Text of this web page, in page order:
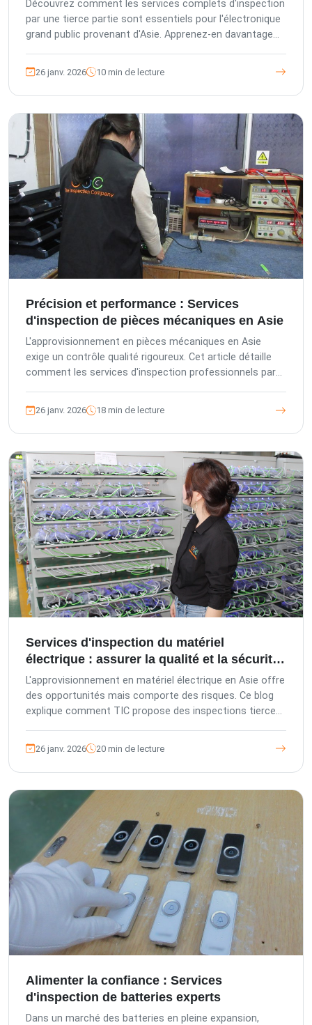
Découvrez comment les services complets d'inspection
par une tierce partie sont essentiels pour l'électronique
grand public provenant d'Asie. Apprenez-en davantage
qualité, notre gamme de services d'inspection et d'audit,
et comment nos plateformes avancées renforcent
votre chaîne d'approvisionnement.
26 janv. 2026 10 min de lecture
Précision et performance : Services
d'inspection de pièces mécaniques en Asie
L'approvisionnement en pièces mécaniques en Asie
exige un contrôle qualité rigoureux. Cet article détaille
comment les services d'inspection professionnels par
cours de production, avant expédition et lors du
chargement des conteneurs, sont essentiels pour
protéger vos investissements. Découvrez les défis
uniques des composants mécaniques et comment The
Inspection Company (TIC) fournit des solutions
d'assurance qualité complètes, respectant les normes
de contrôle qualité allemandes, pour garantir précision,
fiabilité et conformité.
26 janv. 2026 18 min de lecture
Services d'inspection du matériel
électrique : assurer la qualité et la sécurité
en Asie
L'approvisionnement en matériel électrique en Asie offre
des opportunités mais comporte des risques. Ce blog
explique comment TIC propose des inspections tierces
gestion européenne. Découvrez nos phases d'inspection
et nos audits pour garantir la qualité, la conformité et
protéger votre réputation. Travaillez avec TIC pour
sécuriser vos investissements.
26 janv. 2026 20 min de lecture
Alimenter la confiance : Services
d'inspection de batteries experts
Dans un marché des batteries en pleine expansion,